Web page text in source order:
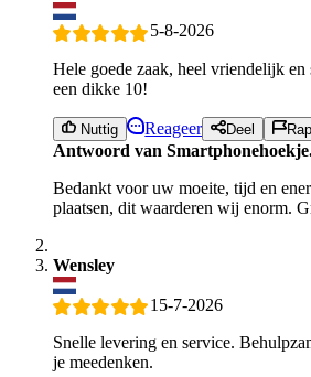
5-8-2026
Hele goede zaak, heel vriendelijk en
een dikke 10!
Nuttig Reageer Deel
Antwoord van
Bedankt voor uw moeite, tijd en
plaatsen, dit waarderen wij enorm.
Wensley
15-7-2026
Snelle levering en service.
je meedenken.